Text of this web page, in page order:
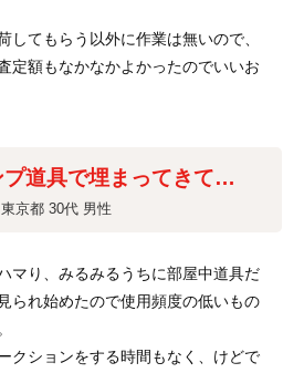
してもらう以外に作業は無いので、
定額もなかなかよかったのでいいお
プ道具で埋まってきて…
東京都 30代 男性
マり、みるみるうちに部屋中道具だ
られ始めたので使用頻度の低いもの
クションをする時間もなく、けどで